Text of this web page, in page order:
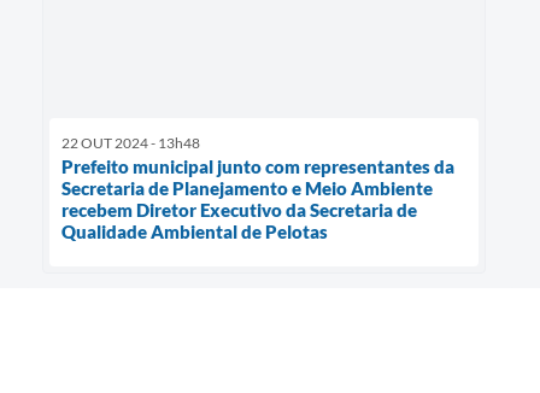
22 OUT 2024 - 13h48
Prefeito municipal junto com representantes da
Secretaria de Planejamento e Meio Ambiente
recebem Diretor Executivo da Secretaria de
Qualidade Ambiental de Pelotas